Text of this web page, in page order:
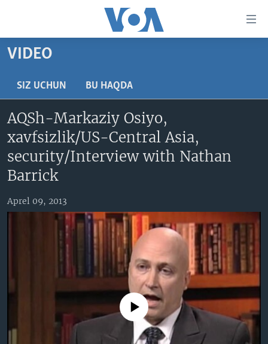
boring
Boshiga
Qidiruvga
AMERIKA
XALQARO
VATANDOSHLAR
MULTIMEDIA
XALQARO HAYOT
VASHINGTON CHOYXONASI
FACEBOOK
ODNOKLASSNIKI
TWITTER
INGLIZ TILI DARSLARI
VIDEO
SIZ UCHUN BU HAQDA
AQSh-Markaziy Osiyo,
xavfsizlik/US-Central Asia,
security/Interview with Nathan
Barrick
Aprel 09, 2013
No media source currently available